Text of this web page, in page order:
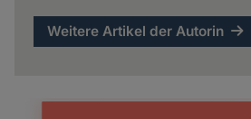
Weitere Artikel der Autorin